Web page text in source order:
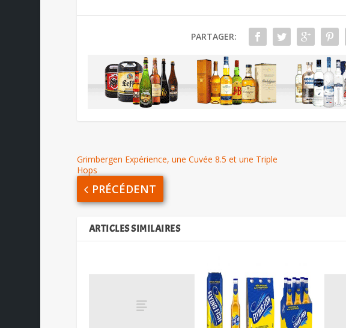
PARTAGER:
Grimbergen Expérience, une Cuvée 8.5 et une Triple
Hops
PRÉCÉDENT
ARTICLES SIMILAIRES